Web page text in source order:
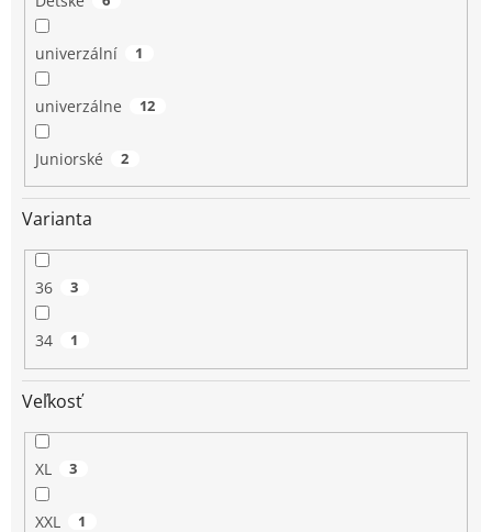
univerzální 1
univerzálne 12
Juniorské 2
Varianta
36 3
34 1
Veľkosť
XL 3
XXL 1